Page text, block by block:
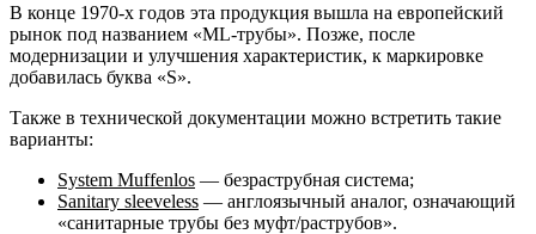
В конце 1970-х годов эта продукция вышла на европейский
рынок под названием «ML-трубы». Позже, после
модернизации и улучшения характеристик, к маркировке
добавилась буква «S».
Также в технической документации можно встретить такие
варианты:
System Muffenlos — безраструбная система;
Sanitary sleeveless — англоязычный аналог, означающий
«санитарные трубы без муфт/раструбов».